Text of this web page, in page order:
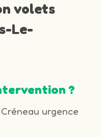
volets
Le-
?
Créneau urgence